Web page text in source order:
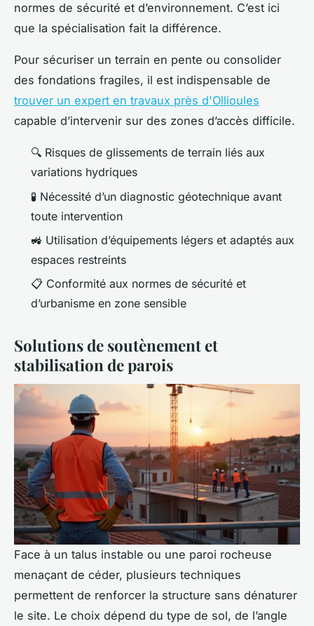
normes de sécurité et d’environnement. C’est ici
que la spécialisation fait la différence.
Pour sécuriser un terrain en pente ou consolider
des fondations fragiles, il est indispensable de
trouver un expert en travaux près d'Ollioules
capable d’intervenir sur des zones d’accès difficile.
🔍 Risques de glissements de terrain liés aux
variations hydriques
🧪 Nécessité d’un diagnostic géotechnique avant
toute intervention
🚜 Utilisation d’équipements légers et adaptés aux
espaces restreints
📋 Conformité aux normes de sécurité et
d’urbanisme en zone sensible
Solutions de soutènement et
stabilisation de parois
Face à un talus instable ou une paroi rocheuse
menaçant de céder, plusieurs techniques
permettent de renforcer la structure sans dénaturer
le site. Le choix dépend du type de sol, de l’angle